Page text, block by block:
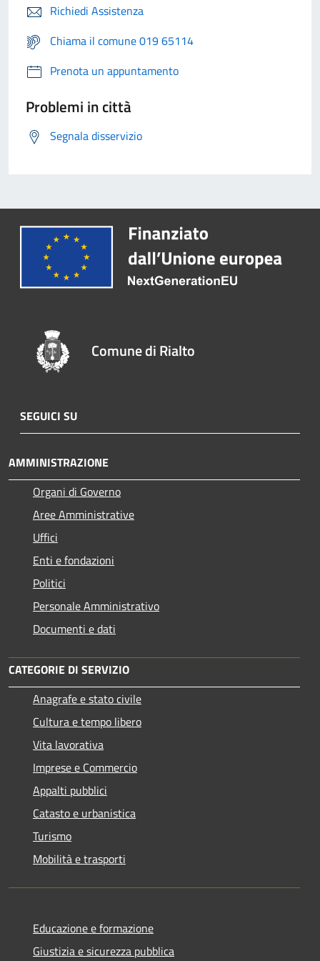
Richiedi Assistenza
Chiama il comune 019 65114
Prenota un appuntamento
Problemi in città
Segnala disservizio
Comune di Rialto
SEGUICI SU
AMMINISTRAZIONE
Organi di Governo
Aree Amministrative
Uffici
Enti e fondazioni
Politici
Personale Amministrativo
Documenti e dati
CATEGORIE DI SERVIZIO
Anagrafe e stato civile
Cultura e tempo libero
Vita lavorativa
Imprese e Commercio
Appalti pubblici
Catasto e urbanistica
Turismo
Mobilità e trasporti
Educazione e formazione
Giustizia e sicurezza pubblica